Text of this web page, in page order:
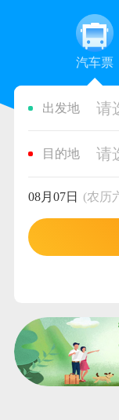
汽车票
出发地 请
目的地 请
08月07日 (农历